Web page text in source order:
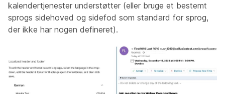
kalendertjenester understøtter (eller bruge et bestemt
sprogs sidehoved og sidefod som standard for sprog,
der ikke har nogen defineret).